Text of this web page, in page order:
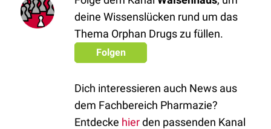
deine Wissenslücken rund um das
Thema Orphan Drugs zu füllen.
Folgen
Dich interessieren auch News aus
dem Fachbereich Pharmazie?
Entdecke hierden passenden Kanal